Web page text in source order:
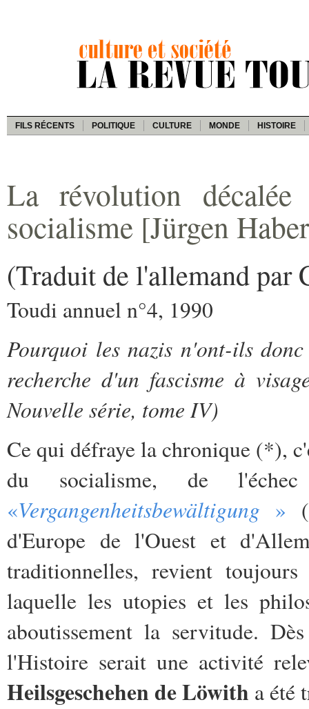
FILS RÉCENTS POLITIQUE CULTURE MONDE HISTOIRE
La révolution
socialisme [Jürgen
(Traduit de l'allemand par
Toudi annuel n°4, 1990
Pourquoi les nazis n'ont-ils
recherche d'un fascisme à
Nouvelle série, tome IV)
Ce qui défraye la chronique (*),
du socialisme, de
«Vergangenheitsbewältigung »
d'Europe de l'Ouest et
traditionnelles, revient
laquelle les utopies et les
aboutissement la servitude.
l'Histoire serait une activité
Heilsgeschehen de Löwith a été